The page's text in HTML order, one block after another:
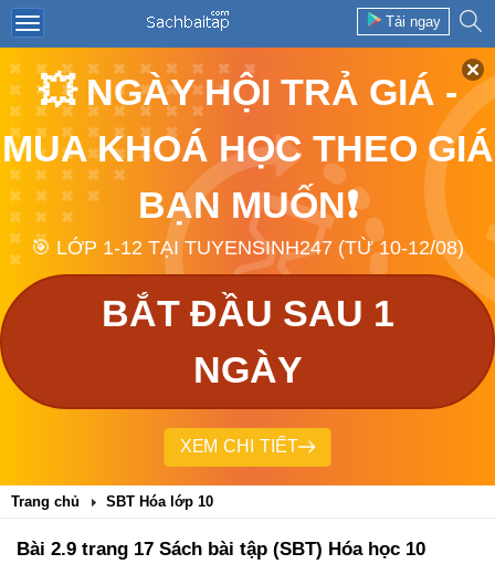
Tải ngay
💥 NGÀY HỘI TRẢ GIÁ -
MUA KHOÁ HỌC THEO GIÁ
BẠN MUỐN❗
🎯 LỚP 1-12 TẠI TUYENSINH247 (TỪ 10-12/08)
BẮT ĐẦU SAU 1
NGÀY
XEM CHI TIẾT
Trang chủ SBT Hóa lớp 10
Bài 2.9 trang 17 Sách bài tập (SBT) Hóa học 10